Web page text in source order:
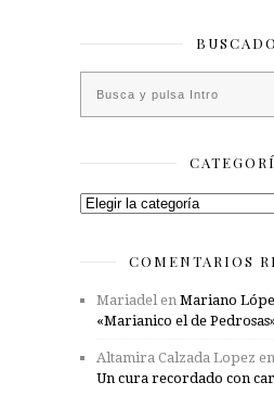
Categorías
COMENTARIOS
Mariadelen Mariano
«Marianico el de
Altamira Calzada Lopez en
Un cura recordado con